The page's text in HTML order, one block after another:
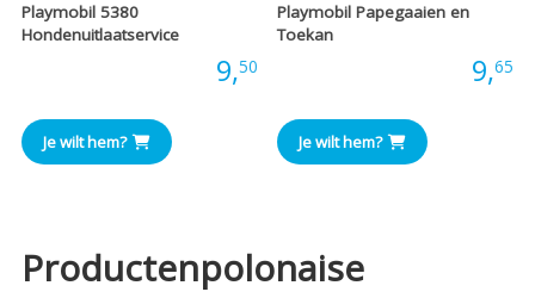
Playmobil 5380
Hondenuitlaatservice
9,50
Je wilt hem?
Playmobil Papegaaien en
Toekan
9,65
Je wilt hem?
Productenpolonaise